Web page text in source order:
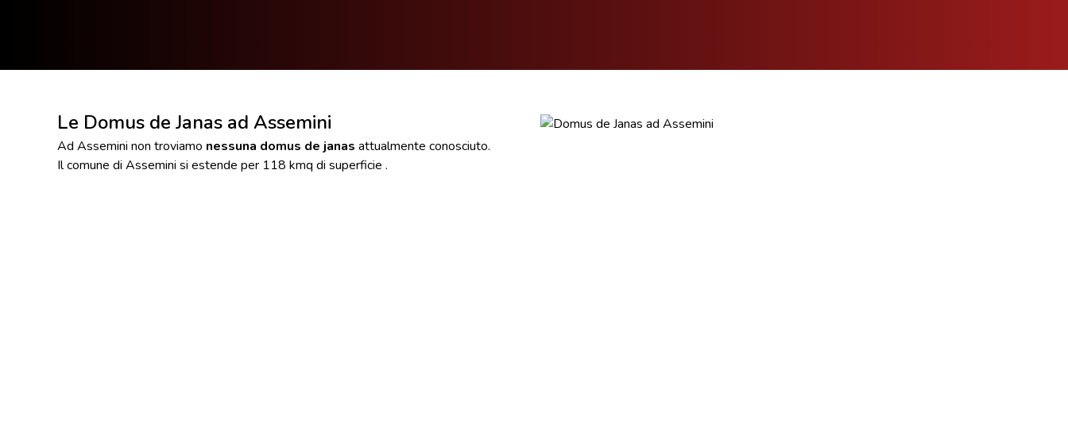
Le Domus de Janas ad Assemini
Ad Assemini non troviamo nessuna domus de janas attualmente conosciuto.
Il comune di Assemini si estende per 118 kmq di superficie .